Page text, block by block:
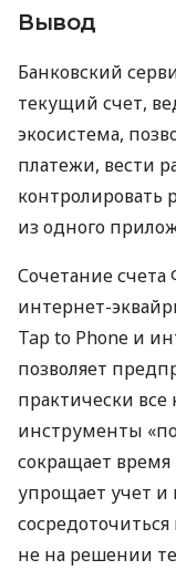
Вывод
Банковский
текущий счет,
экосистема,
платежи, вести
контролировать
из одного
Сочетание счета
интернет-
Tap to Phone и
позволяет
практически
инструменты
сокращает
упрощает учет
не на решении